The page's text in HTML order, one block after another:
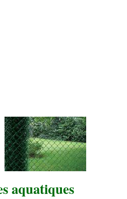
aquatiques